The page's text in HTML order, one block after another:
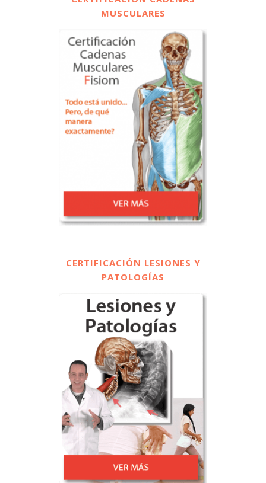
MUSCULARES
CERTIFICACIÓN LESIONES Y
PATOLOGÍAS